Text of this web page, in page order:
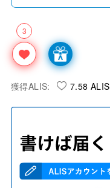
3
獲得ALIS: 7.58 ALIS